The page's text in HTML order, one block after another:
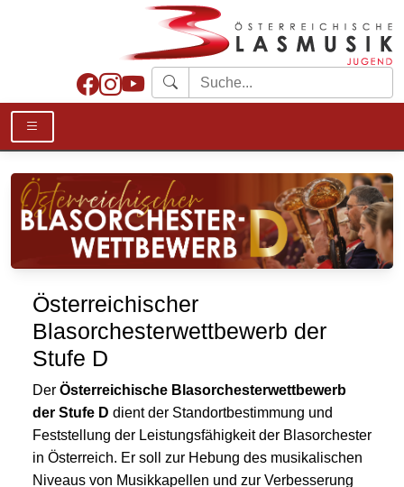
Österreichischer
Blasorchesterwettbewerb der
Stufe D
Der Österreichische Blasorchesterwettbewerb
der Stufe D dient der Standortbestimmung und
Feststellung der Leistungsfähigkeit der Blasorchester
in Österreich. Er soll zur Hebung des musikalischen
Niveaus von Musikkapellen und zur Verbesserung